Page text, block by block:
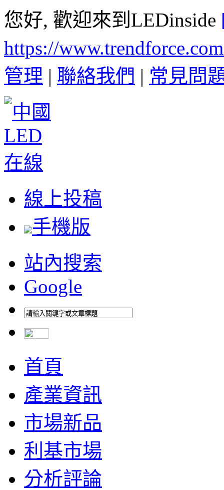
您好, 歡迎來到LEDinside
https://
管理 | 聯絡我們 | 常見問
線上投稿
手機版
站內搜索
Google
首頁
產業資訊
市場新品
利基市場
分析評論